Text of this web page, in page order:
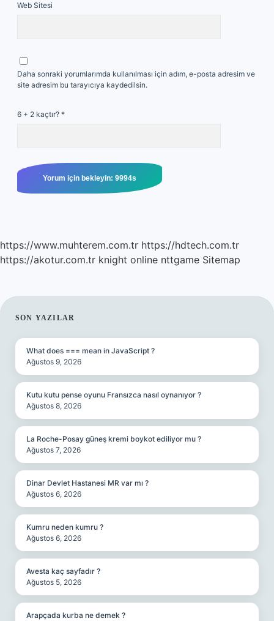
Web Sitesi
Daha sonraki yorumlarımda kullanılması için adım, e-posta adresim ve
site adresim bu tarayıcıya kaydedilsin.
6 + 2 kaçtır? *
https://www.muhterem.com.tr https://hdtech.com.tr
https://akotur.com.tr knight online nttgame Sitemap
SIDEBAR
SON YAZILAR
What does === mean in JavaScript ?
Ağustos 9, 2026
Kutu kutu pense oyunu Fransızca nasıl oynanıyor ?
Ağustos 8, 2026
La Roche-Posay güneş kremi boykot ediliyor mu ?
Ağustos 7, 2026
Dinar Devlet Hastanesi MR var mı ?
Ağustos 6, 2026
Kumru neden kumru ?
Ağustos 6, 2026
Avesta kaç sayfadır ?
Ağustos 5, 2026
Arapçada kurba ne demek ?